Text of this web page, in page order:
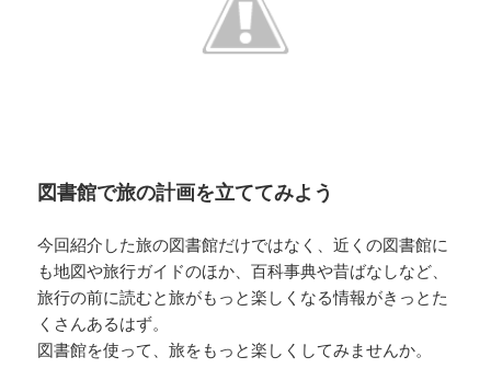
図書館で旅の計画を立ててみよう
今回紹介した旅の図書館だけではなく、近くの図書館に
も地図や旅行ガイドのほか、百科事典や昔ばなしなど、
旅行の前に読むと旅がもっと楽しくなる情報がきっとた
くさんあるはず。
図書館を使って、旅をもっと楽しくしてみませんか。